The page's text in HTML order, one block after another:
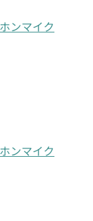
ンマイク
ンマイク